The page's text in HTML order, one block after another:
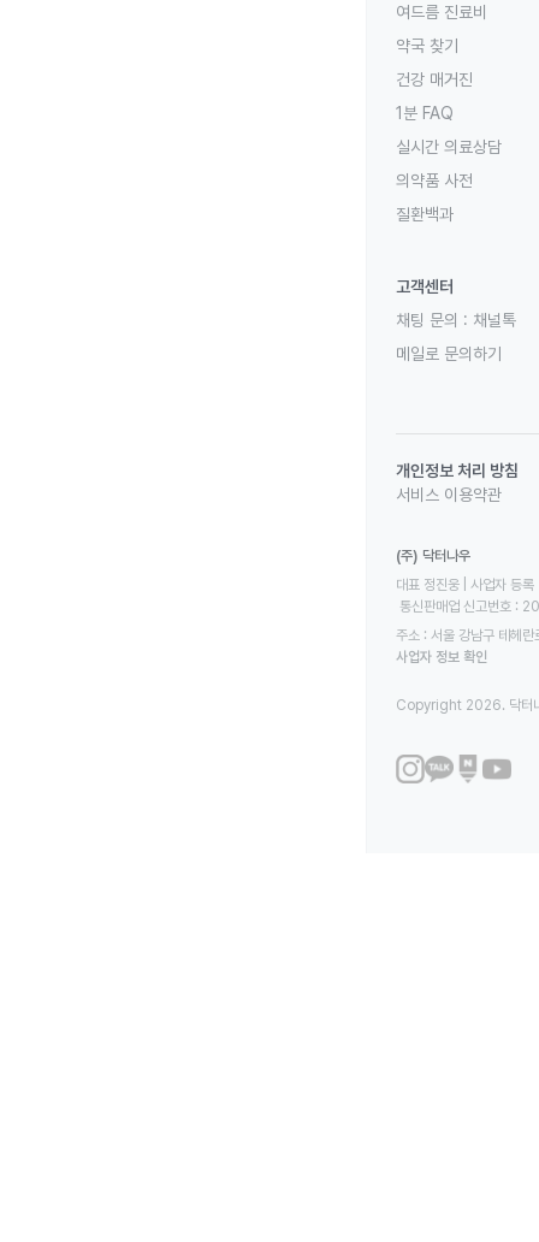
여드름 진료비
약국 찾기
건강 매거진
1분 FAQ
실시간 의료상담
의약품 사전
질환백과
고객센터
채팅 문의 : 채널톡
메일로 문의하기
개인정보 처리 방침
서비스 이용약관
(주) 닥터나우
대표 정진웅 | 사업자
통신판매업 신고번호
주소 : 서울 강남구 테헤
사업자 정보 확인
Copyright 2026. 닥터